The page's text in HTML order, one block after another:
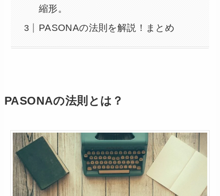
縮形。
PASONAの法則を解説！まとめ
PASONAの法則とは？